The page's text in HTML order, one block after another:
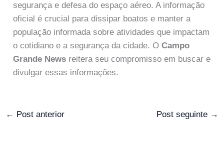
segurança e defesa do espaço aéreo. A informação
oficial é crucial para dissipar boatos e manter a
população informada sobre atividades que impactam
o cotidiano e a segurança da cidade. OCampo
Grande News reitera seu compromisso em buscar e
divulgar essas informações.
← Post anterior Post seguinte →